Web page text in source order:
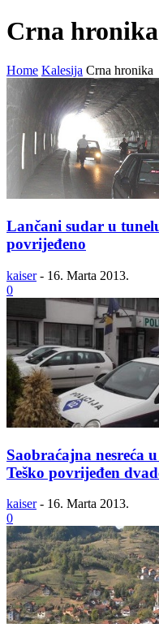
Crna hronika
Home Kalesija Crna hronika
Lančani sudar u
povrijeđeno
kaiser - 16. Marta 2013.
0
Saobraćajna nesreća
Teško povrijeđen
kaiser - 16. Marta 2013.
0